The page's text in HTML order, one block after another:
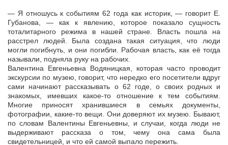
— Я отношусь к событиям 62 года как историк, — говорит Е.
Губанова, — как к явлению, которое показало сущность
тоталитарного режима в нашей стране. Власть пошла на
расстрел людей. Была создана такая ситуация, что люди
могли погибнуть, и они погибли. Рабочая власть, как её тогда
называли, подняла руку на рабочих.
Валентина Евгеньевна Водяницкая, которая часто проводит
экскурсии по музею, говорит, что нередко его посетители вдруг
сами начинают рассказывать о 62 годе, о своих родных и
знакомых, имевших какое-то отношение к тем событиям.
Многие приносят хранившиеся в семьях документы,
фотографии, какие-то вещи. Они доверяют их музею. Бывают,
по словам Валентины Евгеньевны, и случаи, когда люди не
выдерживают рассказа о том, чему она сама была
свидетельницей, и что ей самой выпало пережить.